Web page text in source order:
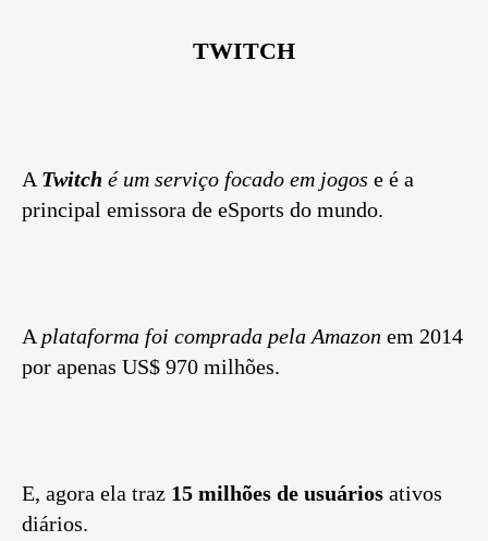
TWITCH
A Twitch é um serviço focado em jogos e é a
principal emissora de eSports do mundo.
A plataforma foi comprada pela Amazon em 2014
por apenas US$ 970 milhões.
E, agora ela traz 15 milhões de usuários ativos
diários.